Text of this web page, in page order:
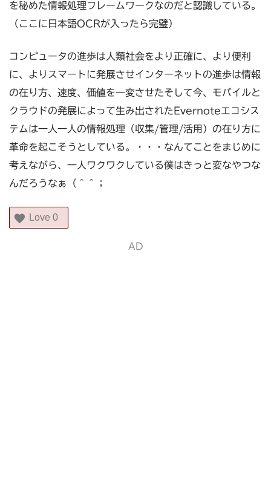
を秘めた情報処理フレームワークなのだと認識している。
（ここに日本語OCRが入ったら完璧）
コンピュータの進歩は人類社会をより正確に、より便利
に、よりスマートに発展させインターネットの進歩は情報
の在り方、速度、価値を一変させたそして今、モバイルと
クラウドの発展によって生み出されたEvernoteエコシス
テムは一人一人の情報処理（収集/管理/活用）の在り方に
革命を起こそうとしている。・・・なんてことをまじめに
考えながら、一人ワクワクしている僕はきっと変なやつな
んだろうなぁ（＾＾；
Love 0
AD